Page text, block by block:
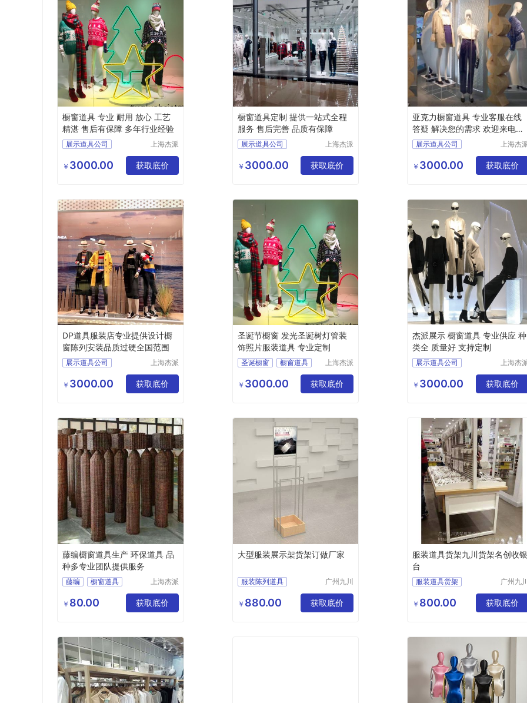
橱窗道具 专业 耐用 放心 工艺
精湛 售后有保障 多年行业经验
展示道具公司
上海杰派
公司
￥ 3000.00 获取底价
橱窗道具定制 提供一站式全程
服务 售后完善 品质有保障
展示道具公司
上海杰派
公司
￥ 3000.00 获取底价
亚克力橱窗道具 专业客服在线
答疑 解决您的需求 欢迎来电详
询展示道具公司
上海杰
公司
￥ 3000.00 获取底价
DP道具服装店专业提供设计橱
窗陈列安装品质过硬全国范围
展示道具公司
DP道具
设计安装
服装店
上海杰派
公司
￥ 3000.00 获取底价
圣诞节橱窗 发光圣诞树灯管装
饰照片服装道具 专业定制
圣诞橱窗
橱窗道具
橱窗安装
上海杰派
公司
￥ 3000.00 获取底价
杰派展示 橱窗道具 专业供应 种
类全 质量好 支持定制
展示道具公司
上海杰
公司
￥ 3000.00 获取底价
藤编橱窗道具生产 环保道具 品
种多专业团队提供服务
藤编
橱窗道具
道具生产厂
上海杰派
公司
￥ 80.00 获取底价
大型服装展示架货架订做厂家
服装陈列道具
服装挂摆中柜
广州九川
公司
￥ 880.00 获取底价
服装道具货架九川货架名创收
台
服装道具货架
服装货架
广州九
公司
￥ 800.00 获取底价